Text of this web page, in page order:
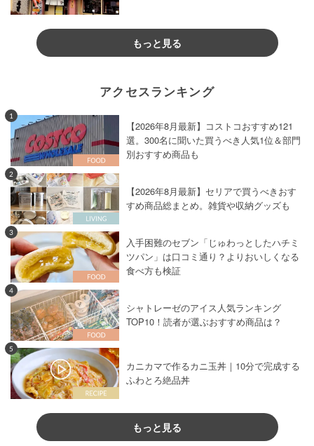
もっと見る
アクセスランキング
1
【2026年8月最新】コストコおすすめ121
選。300名に聞いた買うべき人気1位＆部門
別おすすめ商品も
2
【2026年8月最新】セリアで買うべきおす
すめ商品総まとめ。雑貨や収納グッズも
3
入手困難のセブン「じゅわっとしたハチミ
ツパン」は口コミ通り？よりおいしくなる
食べ方も検証
4
シャトレーゼのアイス人気ランキング
TOP10！読者が選ぶおすすめ商品は？
5
カニカマで作るカニ玉丼｜10分で完成する
ふわとろ絶品丼
もっと見る